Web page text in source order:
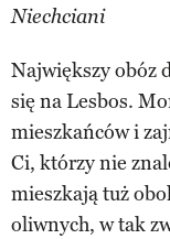
Niechciani
Największy obóz
się na Lesbos.
mieszkańców i
Ci, którzy nie
mieszkają tuż
oliwnych, w tak